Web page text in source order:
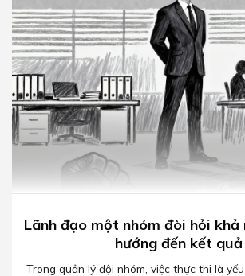
Lãnh đạo một nhóm đòi hỏi
hướng đến kết quả
Trong quản lý đội nhóm, việc thực thi là